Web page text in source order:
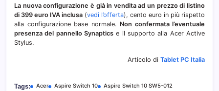
La nuova configurazione è già in vendita ad un prezzo di listino
di 399 euro IVA inclusa (vedi l’offerta), cento euro in più rispetto
alla configurazione base normale. Non confermata l’eventuale
presenza del pannello Synaptics e il supporto alla Acer Active
Stylus.
Articolo di Tablet PC Italia
Tags: Acer Aspire Switch 10
Aspire Switch 10 SW5-012